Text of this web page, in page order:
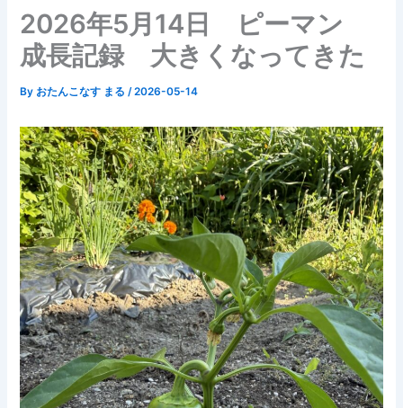
2026年5月14日 ピーマン
成長記録 大きくなってきた
By おたんこなす まる/2026-05-14